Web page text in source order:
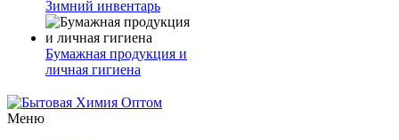
Зимний инвентарь
Бумажная продукция и
личная гигиена
Меню